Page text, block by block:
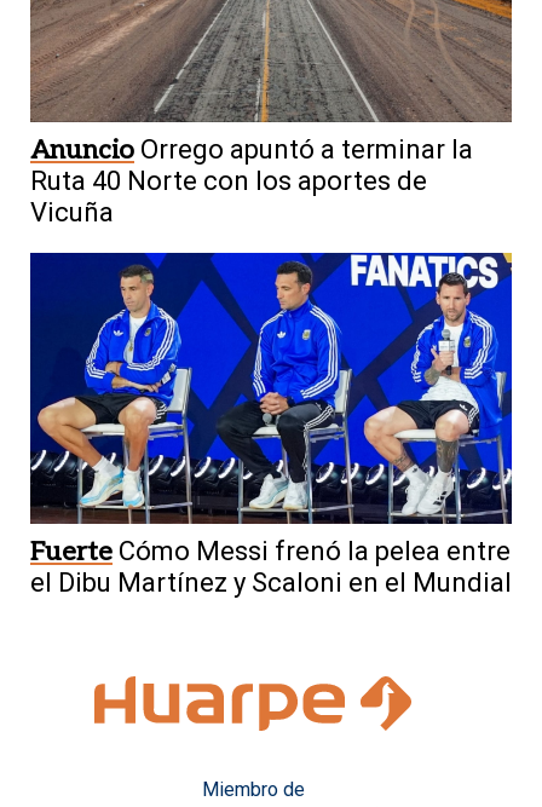
Anuncio Orrego apuntó a terminar la
Ruta 40 Norte con los aportes de
Vicuña
Fuerte Cómo Messi frenó la pelea entre
el Dibu Martínez y Scaloni en el Mundial
Miembro de